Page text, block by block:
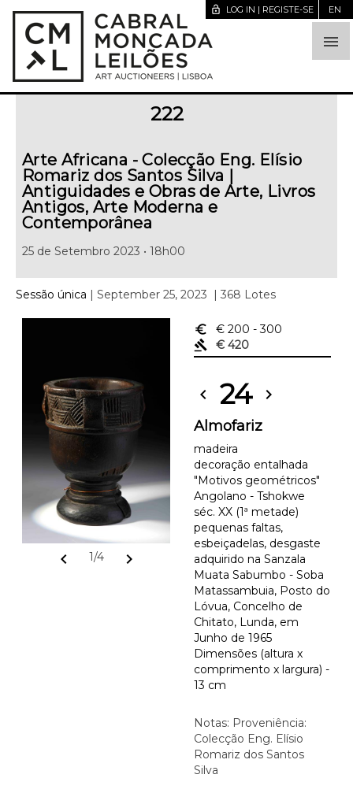

lock_open LOG IN | REGISTE-SE EN
222
Arte Africana - Colecção Eng. Elísio
Romariz dos Santos Silva |
Antiguidades e Obras de Arte, Livros
Antigos, Arte Moderna e
Contemporânea
25 de Setembro 2023 • 18h00
Sessão única | September 25, 2023 | 368 Lotes
chevron_left 1/4 chevron_right
euro_symbol € 200 - 300
gavel
€ 420
chevron_left 24 chevron_right
Almofariz
madeira
decoração entalhada
"Motivos geométricos"
Angolano - Tshokwe
séc. XX (1ª metade)
pequenas faltas,
esbeiçadelas, desgaste
adquirido na Sanzala
Muata Sabumbo - Soba
Matassambuia, Posto do
Lóvua, Concelho de
Chitato, Lunda, em
Junho de 1965
Dimensões (altura x
comprimento x largura) -
13 cm
Notas: Proveniência:
Colecção Eng. Elísio
Romariz dos Santos
Silva